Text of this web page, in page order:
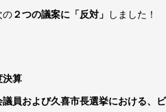
の２つの議案に「反対」 しました！
決算
議員および久喜市長選挙における、